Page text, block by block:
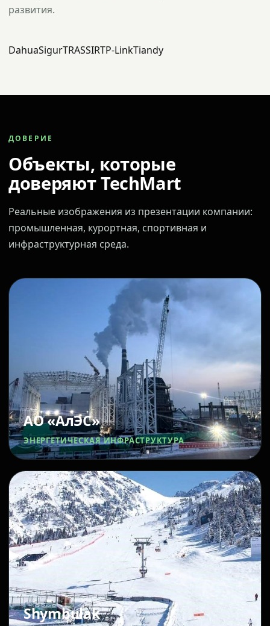
развития.
DahuaSigurTRASSIRTP-LinkTiandy
ДОВЕРИЕ
Объекты, которые
доверяют TechMart
Реальные изображения из презентации компании:
промышленная, курортная, спортивная и
инфраструктурная среда.
АО «АлЭС»
ЭНЕРГЕТИЧЕСКАЯ ИНФРАСТРУКТУРА
Shymbulak